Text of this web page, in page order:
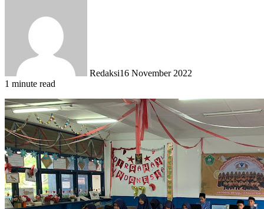
Redaksi16 November 2022
1 minute read